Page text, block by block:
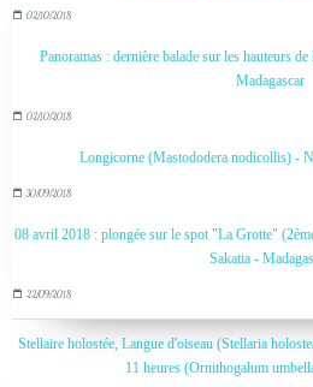
02/10/2018
Panoramas : dernière balade sur les hauteurs
Madagascar
02/10/2018
Longicorne (Mastododera nodicollis) -
30/09/2018
08 avril 2018 : plongée sur le spot "La Grotte"
Sakatia -
22/09/2018
Stellaire holostée, Langue d'oiseau (Stellaria
11 heures (Ornithogalum